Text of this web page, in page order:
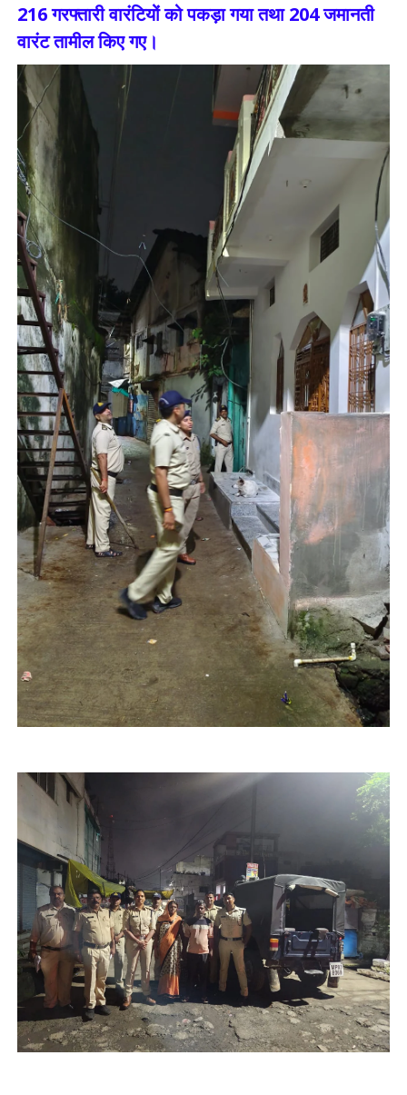
216 गरफ्तारी वारंटियों को पकड़ा गया तथा 204 जमानती
वारंट तामील किए गए।